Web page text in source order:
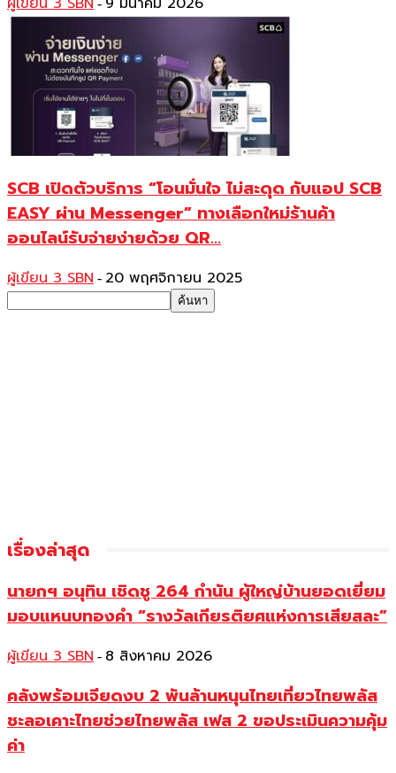
-
SCB เปิดตัวบริการ “โอนมั่นใจ ไม่สะดุด กับแอป SCB
EASY ผ่าน Messenger” ทางเลือกใหม่ร้านค้า
ออนไลน์รับจ่ายง่ายด้วย QR...
ผู้เขียน 3 SBN - 20 พฤศจิกายน 2025
เรื่องล่าสุด
นายกฯ อนุทิน เชิดชู 264 กำนัน ผู้ใหญ่บ้านยอดเยี่ยม
มอบแหนบทองคำ “รางวัลเกียรติยศแห่งการเสียสละ”
ผู้เขียน 3 SBN - 8 สิงหาคม 2026
คลังพร้อมเจียดงบ 2 พันล้านหนุนไทยเที่ยวไทยพลัส
ชะลอเคาะไทยช่วยไทยพลัส เฟส 2 ขอประเมินความคุ้ม
ค่า